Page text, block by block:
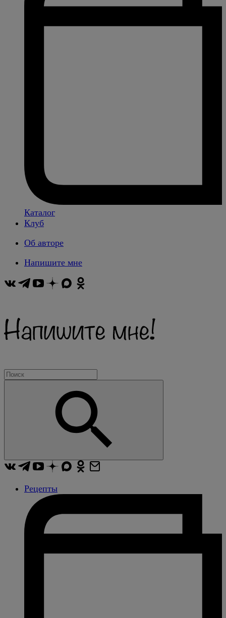
Каталог
Клуб
Об авторе
Напишите мне
Рецепты